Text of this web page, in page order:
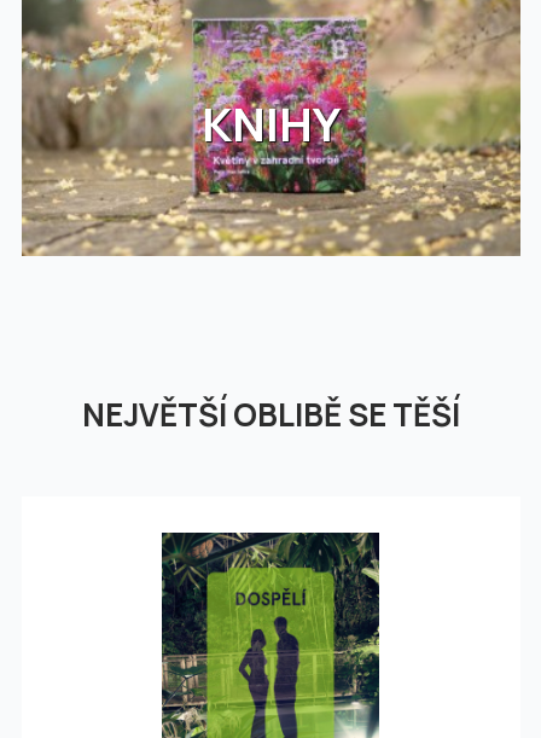
KNIHY
NEJVĚTŠÍ OBLIBĚ SE TĚŠÍ